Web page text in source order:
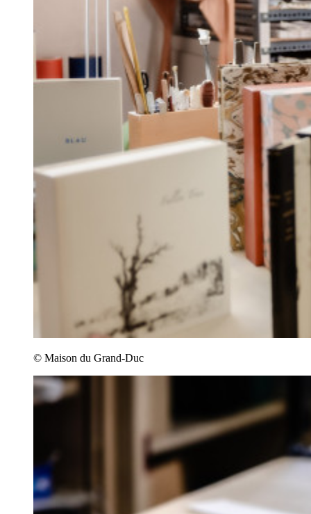
© Maison du Grand-Duc